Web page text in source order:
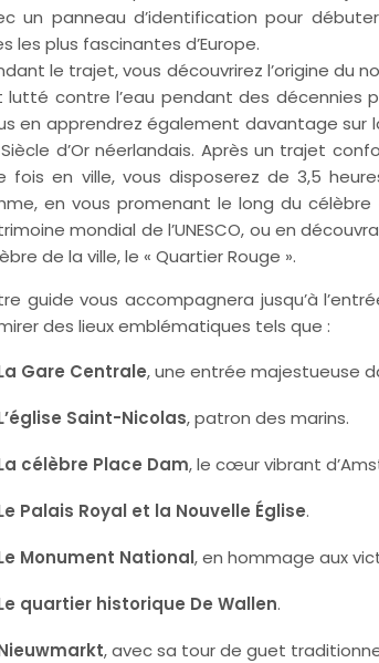
un panneau d’identification pour
les plus fascinantes d’Europe.
le trajet, vous découvrirez l’origine du
lutté contre l’eau pendant des décennies
en apprendrez également davantage sur
d’Or néerlandais. Après un trajet
fois en ville, vous disposerez de 3,5
en vous promenant le long du célèbre
mondial de l’UNESCO, ou en
de la ville, le « Quartier Rouge ».
guide vous accompagnera jusqu’à
des lieux emblématiques tels que :
Gare Centrale, une entrée majestueuse
Saint-Nicolas, patron des marins.
célèbre Place Dam, le cœur vibrant
Palais Royal et la Nouvelle Église.
Monument National, en hommage aux
quartier historique De Wallen.
, avec sa tour de guet